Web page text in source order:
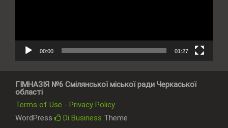
00:00 01:27
ГІМНАЗІЯ №6 Смілянської міської ради Черкаської
області
Terms of Use - Privacy Policy
WordPress
Di Business Theme